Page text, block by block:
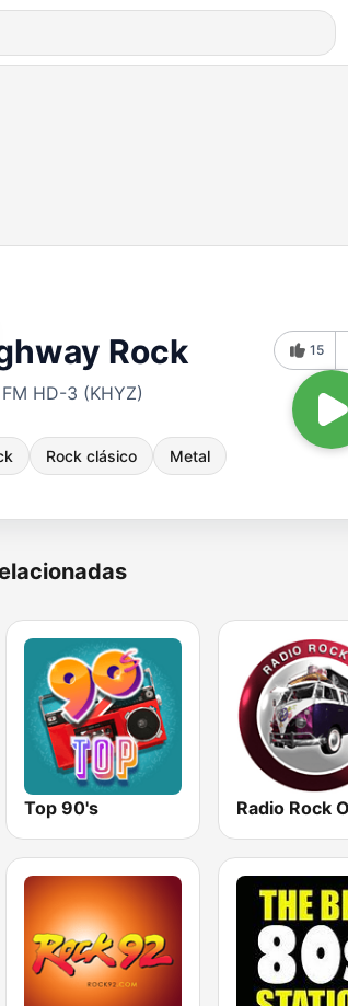
Rock
HD-3 (KHYZ)
Rock clásico Metal
15
Top 90's Radio Rock